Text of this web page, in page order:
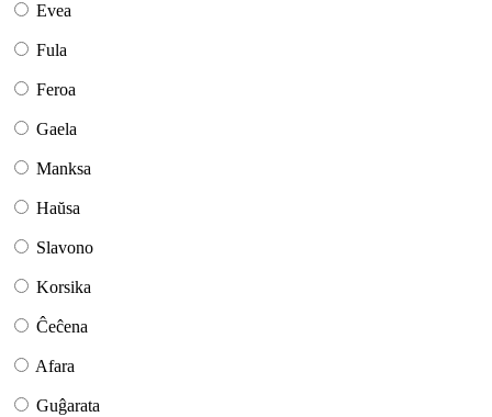
Evea
Fula
Feroa
Gaela
Manksa
Haŭsa
Slavono
Korsika
Ĉeĉena
Afara
Guĝarata